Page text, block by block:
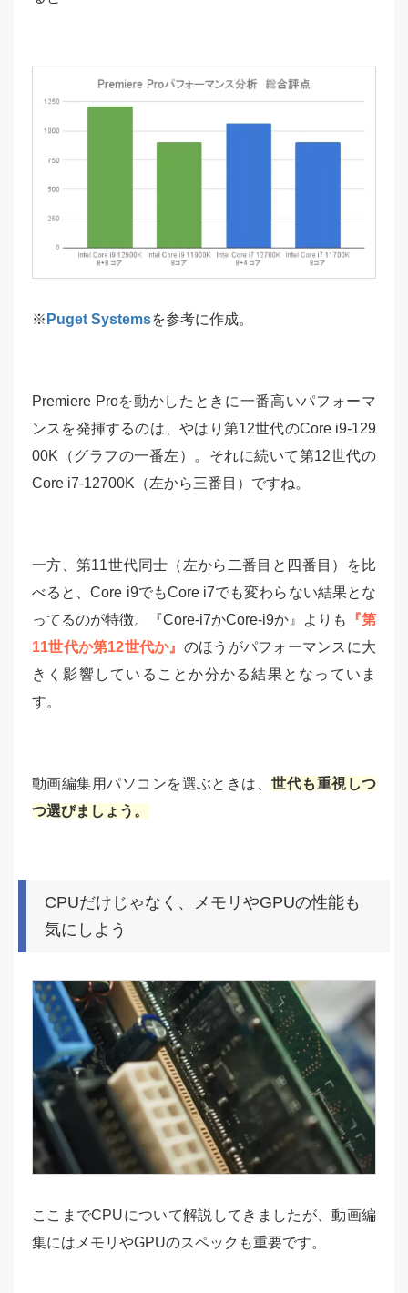
※ Puget Systemsを参考に作成。
Premiere Proを動かしたときに一番高いパフォーマ
ンスを発揮するのは、やはり第12世代のCore i9-129
00K（グラフの一番左）。それに続いて第12世代の
Core i7-12700K（左から三番目）ですね。
一方、第11世代同士（左から二番目と四番目）を比
べると、Core i9でもCore i7でも変わらない結果とな
ってるのが特徴。『Core-i7かCore-i9か』よりも
『第
11世代か第12世代か』 のほうがパフォーマンスに大
きく影響していることか分かる結果となっていま
す。
動画編集用パソコンを選ぶときは、世代も重視しつ
つ選びましょう。
CPUだけじゃなく、メモリやGPUの性能も
気にしよう
ここまでCPUについて解説してきましたが、動画編
集にはメモリやGPUのスペックも重要です。